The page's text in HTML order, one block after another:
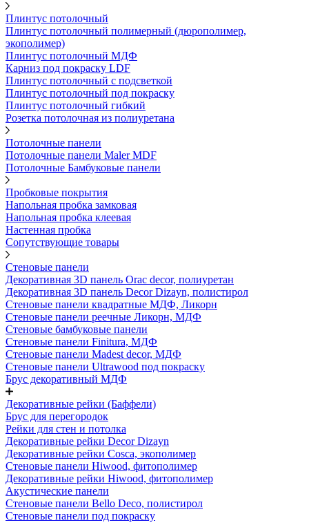
Плинтус потолочный
Плинтус потолочный полимерный (дюрополимер,
экополимер)
Плинтус потолочный МДФ
Карниз под покраску LDF
Плинтус потолочный с подсветкой
Плинтус потолочный под покраску
Плинтус потолочный гибкий
Розетка потолочная из полиуретана
Потолочные панели
Потолочные панели Maler MDF
Потолочные Бамбуковые панели
Пробковые покрытия
Напольная пробка замковая
Напольная пробка клеевая
Настенная пробка
Сопутствующие товары
Стеновые панели
Декоративная 3D панель Orac decor, полиуретан
Декоративная 3D панель Decor Dizayn, полистирол
Стеновые панели квадратные МДФ, Ликорн
Стеновые панели реечные Ликорн, МДФ
Стеновые бамбуковые панели
Стеновые панели Finitura, МДФ
Стеновые панели Madest decor, МДФ
Стеновые панели Ultrawood под покраску
Брус декоративный МДФ
Декоративные рейки (Баффели)
Брус для перегородок
Рейки для стен и потолка
Декоративные рейки Decor Dizayn
Декоративные рейки Cosca, экополимер
Стеновые панели Hiwood, фитополимер
Декоративные рейки Hiwood, фитополимер
Акустические панели
Стеновые панели Bello Deco, полистирол
Стеновые панели под покраску